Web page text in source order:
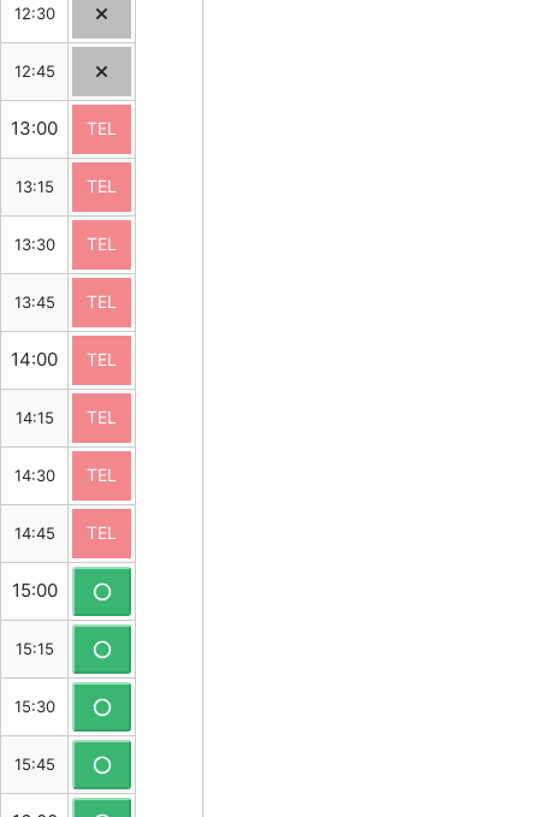
12:30
12:45
13:00 TEL
13:15 TEL
13:30 TEL
13:45 TEL
14:00 TEL
14:15 TEL
14:30 TEL
14:45 TEL
15:00
15:15
15:30
15:45